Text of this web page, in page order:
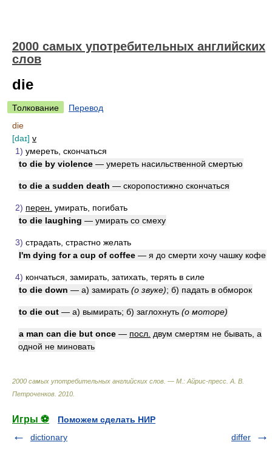
2000 самых употребительных английских
слов
die
Толкование
Перевод
die
[daɪ] v
1) умереть, скончаться
to die by violence — умереть насильственной смертью
to die a sudden death — скоропостижно скончаться
2) перен. умирать, погибать
to die laughing — умирать со смеху
3) страдать, страстно желать
I'm dying for a cup of coffee — я до смерти хочу чашку кофе
4) кончаться, замирать, затихать, терять в силе
to die down — а) замирать (о звуке); б) падать в обморок
to die out — а) вымирать; б) заглохнуть (о моторе)
a man can die but once — посл. двум смертям не бывать, а
одной не миновать
2000 самых употребительных английских слов. — М.: Айрис-пресс А. В.
Петроченков 2010
Игры ⚽
Поможем сделать НИР
dictionary
differ